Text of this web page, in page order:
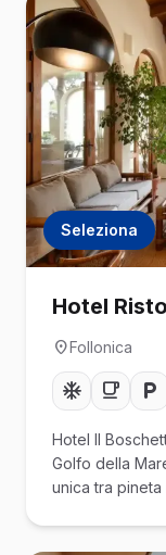
Seleziona
Hotel
Follonica
Hotel Il
Golfo della
unica tra